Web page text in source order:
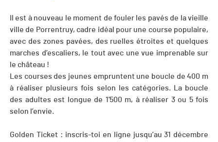
Il est à nouveau le moment de fouler les pavés de la vieille
ville de Porrentruy, cadre idéal pour une course populaire,
avec des zones pavées, des ruelles étroites et quelques
marches d’escaliers, le tout avec une vue imprenable sur
le château !
Les courses des jeunes empruntent une boucle de 400 m
à réaliser plusieurs fois selon les catégories. La boucle
des adultes est longue de 1'500 m, à réaliser 3 ou 5 fois
selon l’envie.
Golden Ticket : inscris-toi en ligne jusqu’au 31 décembre